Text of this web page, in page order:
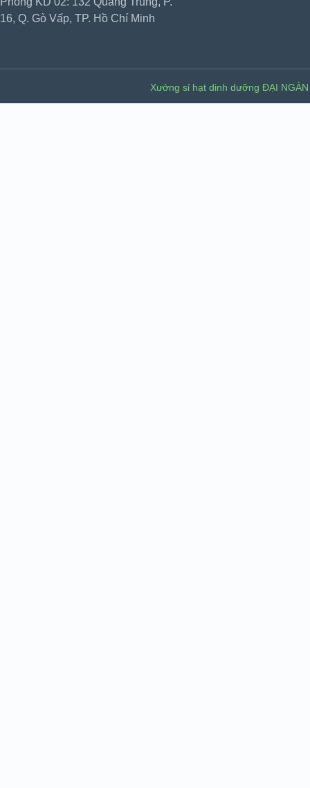
16, Q. Gò Vấp, TP. Hồ Chí Minh
Xưởng sỉ hạt dinh dưỡng ĐẠI